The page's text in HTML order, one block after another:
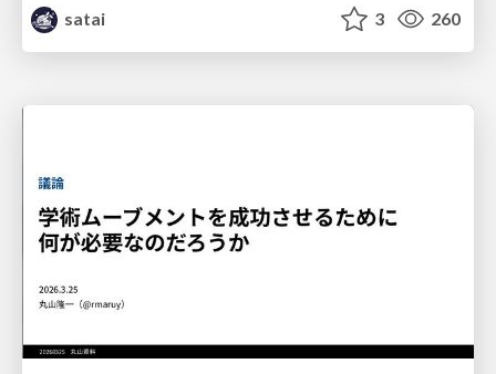
satai
3 260